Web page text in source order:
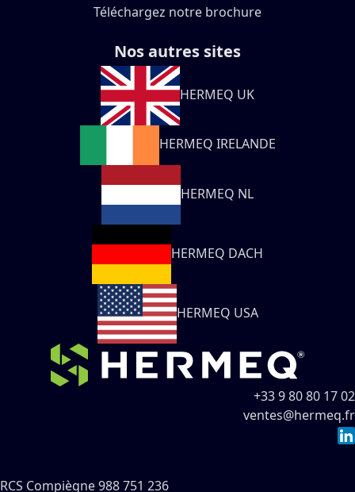
Téléchargez notre brochure
Nos autres sites
HERMEQ UK
HERMEQ IRELANDE
HERMEQ NL
HERMEQ DACH
HERMEQ USA
+33 9 80 80 17 02
ventes@hermeq.fr
RCS Compiègne 988 751 236